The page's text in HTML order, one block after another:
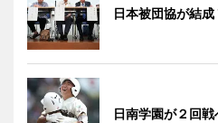
日本被団協が結成
日南学園が２回